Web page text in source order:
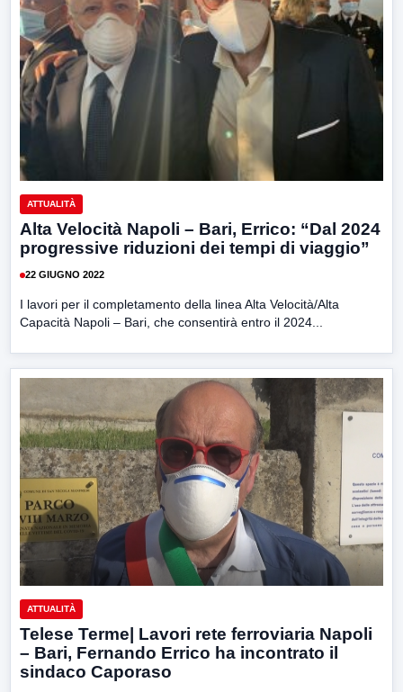
ATTUALITÀ
Alta Velocità Napoli – Bari, Errico: “Dal 2024
progressive riduzioni dei tempi di viaggio”
22 GIUGNO 2022
I lavori per il completamento della linea Alta Velocità/Alta
Capacità Napoli – Bari, che consentirà entro il 2024...
ATTUALITÀ
Telese Terme| Lavori rete ferroviaria Napoli
– Bari, Fernando Errico ha incontrato il
sindaco Caporaso